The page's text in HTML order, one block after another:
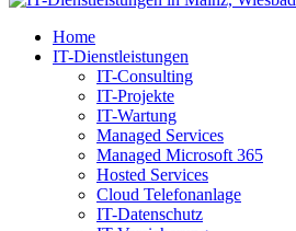
Home
IT-Dienstleistungen
IT-Consulting
IT-Projekte
IT-Wartung
Managed Services
Managed Microsoft 365
Hosted Services
Cloud Telefonanlage
IT-Datenschutz